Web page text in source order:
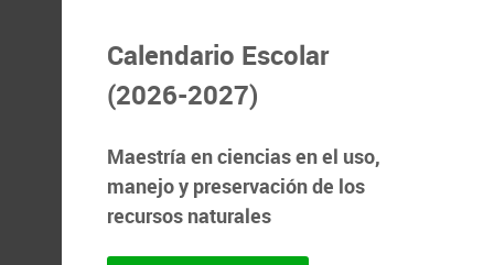
Calendario Escolar
(2026-2027)
Maestría en ciencias en el uso,
manejo y preservación de los
recursos naturales